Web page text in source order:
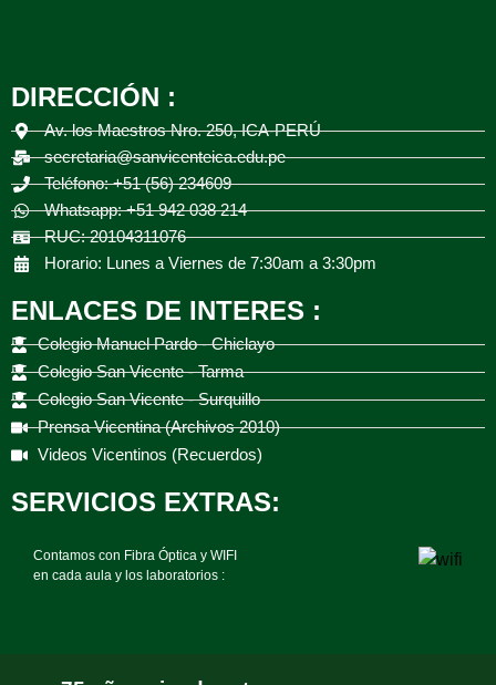
DIRECCIÓN :
Av. los Maestros Nro. 250, ICA-PERÚ
secretaria@sanvicenteica.edu.pe
Teléfono: +51 (56) 234609
Whatsapp: +51 942 038 214
RUC: 20104311076
Horario: Lunes a Viernes de 7:30am a 3:30pm
ENLACES DE INTERES :
Colegio Manuel Pardo - Chiclayo
Colegio San Vicente - Tarma
Colegio San Vicente - Surquillo
Prensa Vicentina (Archivos 2010)
Videos Vicentinos (Recuerdos)
SERVICIOS EXTRAS:
Contamos con Fibra Óptica y WIFI
en cada aula y los laboratorios :